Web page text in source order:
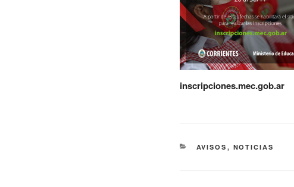
inscripciones.mec.gob.ar
AVISOS , NOTICIAS